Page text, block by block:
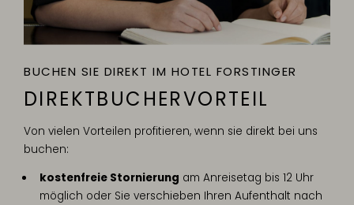
BUCHEN SIE DIREKT IM HOTEL FORSTINGER
DIREKTBUCHERVORTEIL
Von vielen Vorteilen profitieren, wenn sie direkt bei uns
buchen:
kostenfreie Stornierung am Anreisetag bis 12 Uhr
möglich oder Sie verschieben Ihren Aufenthalt nach